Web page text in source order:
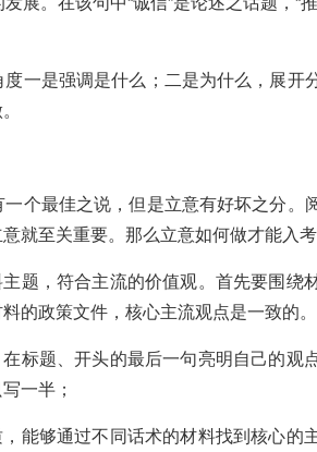
一是强调是什么；二是为什么，展开
个最佳之说，但是立意有好坏之分。
就至关重要。那么立意如何做才能入
题，符合主流的价值观。首先要围绕
的政策文件，核心主流观点是一致的。
标题、开头的最后一句亮明自己的观
一半；
能够通过不同话术的材料找到核心的